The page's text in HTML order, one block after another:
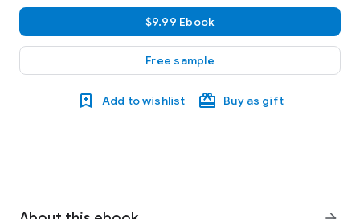
$9.99 Ebook
Free sample
Add to wishlist Buy as gift